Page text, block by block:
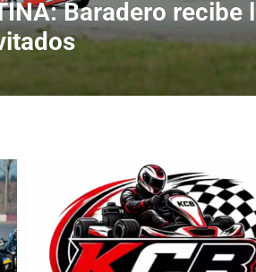
Horarios para la